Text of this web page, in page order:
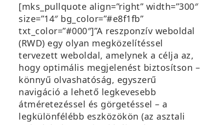
[mks_pullquote align=”right” width=”300″
size=”14″ bg_color=”#e8f1fb”
txt_color=”#000″]”A reszponzív weboldal
(RWD) egy olyan megközelítéssel
tervezett weboldal, amelynek a célja az,
hogy optimális megjelenést biztosítson –
könnyű olvashatóság, egyszerű
navigáció a lehető legkevesebb
átméretezéssel és görgetéssel – a
legkülönfélébb eszközökön (az asztali